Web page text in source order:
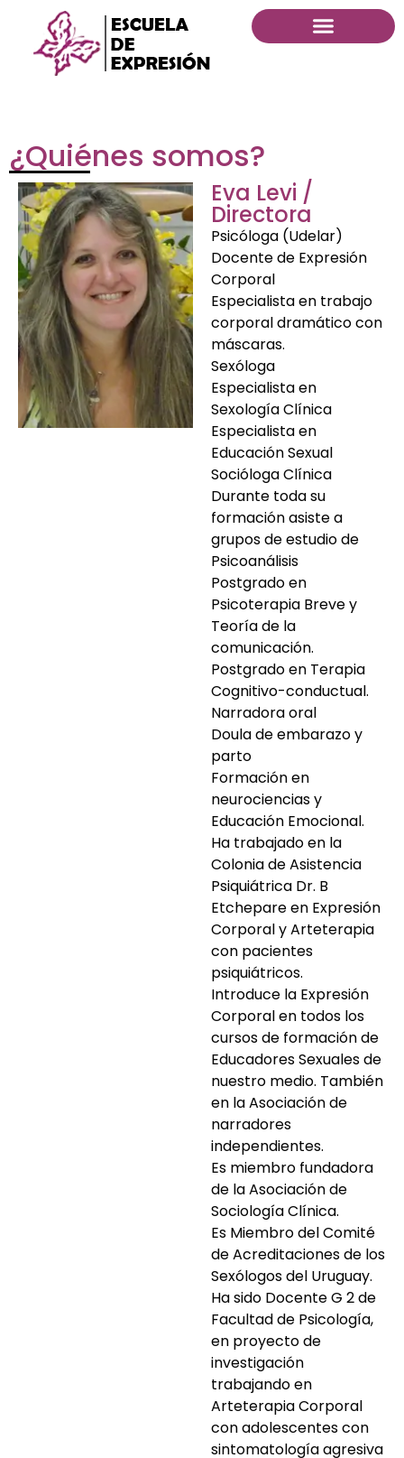
¿Quiénes somos?
Eva Levi /
Directora
Psicóloga (Udelar)
Docente de Expresión
Corporal
Especialista en trabajo
corporal dramático con
máscaras.
Sexóloga
Especialista en
Sexología Clínica
Especialista en
Educación Sexual
Socióloga Clínica
Durante toda su
formación asiste a
grupos de estudio de
Psicoanálisis
Postgrado en
Psicoterapia Breve y
Teoría de la
comunicación.
Postgrado en Terapia
Cognitivo-conductual.
Narradora oral
Doula de embarazo y
parto
Formación en
neurociencias y
Educación Emocional.
Ha trabajado en la
Colonia de Asistencia
Psiquiátrica Dr. B
Etchepare en Expresión
Corporal y Arteterapia
con pacientes
psiquiátricos.
Introduce la Expresión
Corporal en todos los
cursos de formación de
Educadores Sexuales de
nuestro medio. También
en la Asociación de
narradores
independientes.
Es miembro fundadora
de la Asociación de
Sociología Clínica.
Es Miembro del Comité
de Acreditaciones de los
Sexólogos del Uruguay.
Ha sido Docente G 2 de
Facultad de Psicología,
en proyecto de
investigación
trabajando en
Arteterapia Corporal
con adolescentes con
sintomatología agresiva